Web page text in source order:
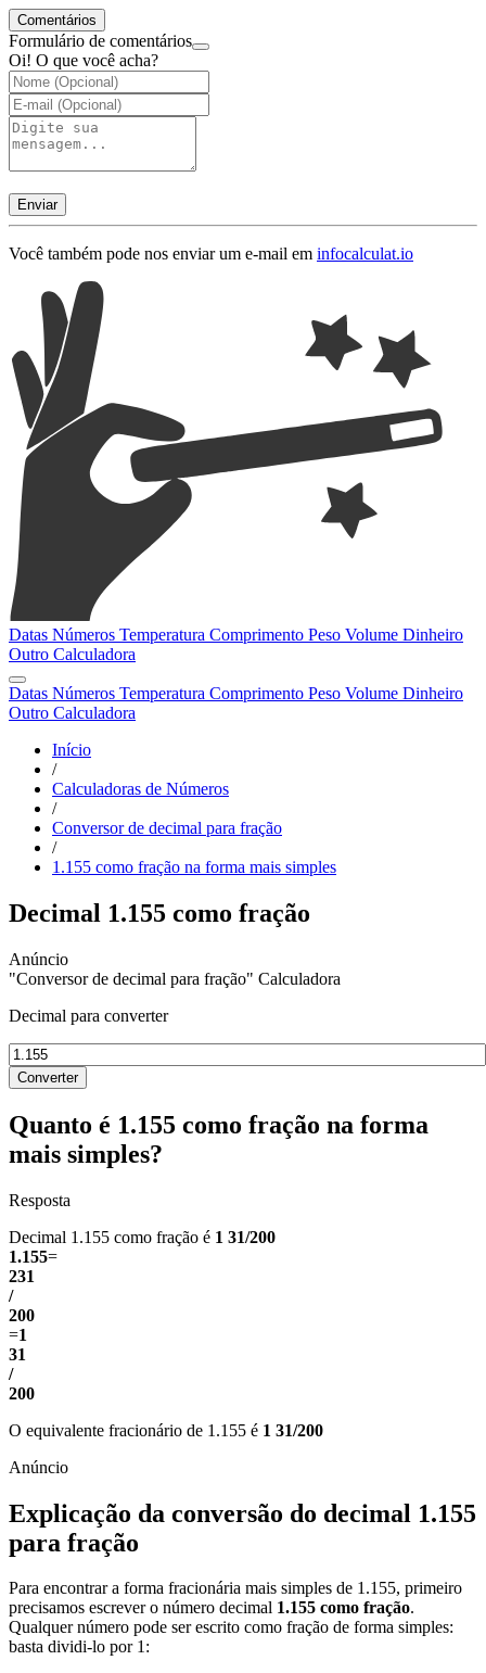
Comentários
Formulário de comentários
Oi! O que você acha?
Enviar
Você também pode nos enviar um e-mail em infocalculat.io
Datas Números Temperatura Comprimento Peso Volume Dinheiro
Outro Calculadora
Datas Números Temperatura Comprimento Peso Volume Dinheiro
Outro Calculadora
Início
/
Calculadoras de Números
/
Conversor de decimal para fração
/
1.155 como fração na forma mais simples
Decimal 1.155 como fração
"Conversor de decimal para fração" Calculadora
Decimal para converter
Converter
Quanto é 1.155 como fração na forma
mais simples?
Resposta
Decimal 1.155 como fração é 1 31/200
1.155=
231
/
200
=1
31
/
200
O equivalente fracionário de 1.155 é 1 31/200
Explicação da conversão do decimal 1.155
para fração
Para encontrar a forma fracionária mais simples de 1.155, primeiro
precisamos escrever o número decimal 1.155 como fração.
Qualquer número pode ser escrito como fração de forma simples:
basta dividi-lo por 1: